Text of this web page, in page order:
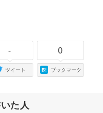
-
ツイート
0
ブックマーク
た人